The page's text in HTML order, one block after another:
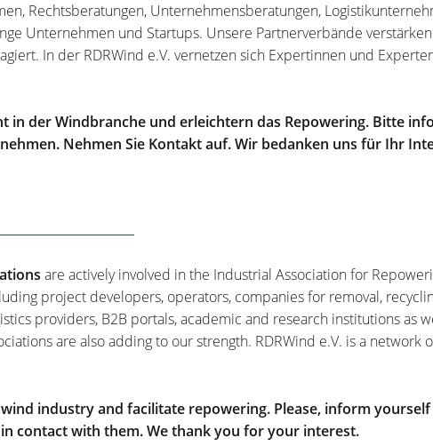
Rechtsberatungen, Unternehmensberatungen,
Unternehmen und Startups. Unsere Partnerverbände
In der RDRWind e.V. vernetzen sich Expertinnen und
in der Windbranche und erleichtern das Repowering. Bitte
Nehmen Sie Kontakt auf. Wir bedanken uns für Ihr
are actively involved in the Industrial Association for
project developers, operators, companies for removal,
providers, B2B portals, academic and research institutions as
are also adding to our strength. RDRWind e.V. is a network
industry and facilitate repowering. Please, inform
contact with them. We thank you for your interest.